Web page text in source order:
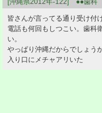
[沖縄県2012年-122] ●●歯科
皆さんが言ってる通り受け付
電話も何回もしつこい。歯科
い。
やっぱり沖縄だからでしょう
入り口にメチャアリいた